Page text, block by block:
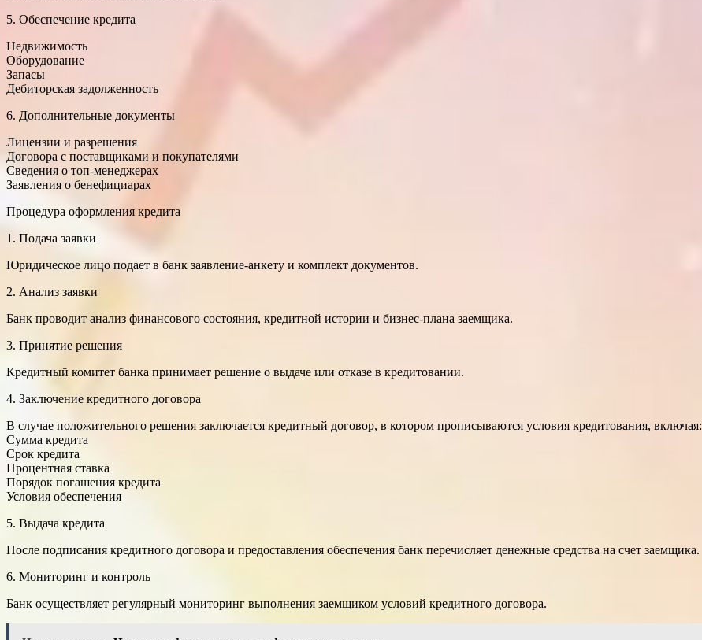
5. Обеспечение кредита
Недвижимость
Оборудование
Запасы
Дебиторская задолженность
6. Дополнительные документы
Лицензии и разрешения
Договора с поставщиками и покупателями
Сведения о топ-менеджерах
Заявления о бенефициарах
Процедура оформления кредита
1. Подача заявки
Юридическое лицо подает в банк заявление-анкету и комплект документов.
2. Анализ заявки
Банк проводит анализ финансового состояния, кредитной истории и бизнес-плана заемщика.
3. Принятие решения
Кредитный комитет банка принимает решение о выдаче или отказе в кредитовании.
4. Заключение кредитного договора
В случае положительного решения заключается кредитный договор, в котором прописываются условия кредитования, включая:
Сумма кредита
Срок кредита
Процентная ставка
Порядок погашения кредита
Условия обеспечения
5. Выдача кредита
После подписания кредитного договора и предоставления обеспечения банк перечисляет денежные средства на счет заемщика.
6. Мониторинг и контроль
Банк осуществляет регулярный мониторинг выполнения заемщиком условий кредитного договора.